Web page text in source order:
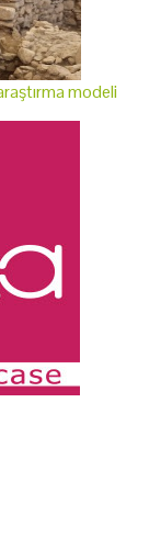
modeli